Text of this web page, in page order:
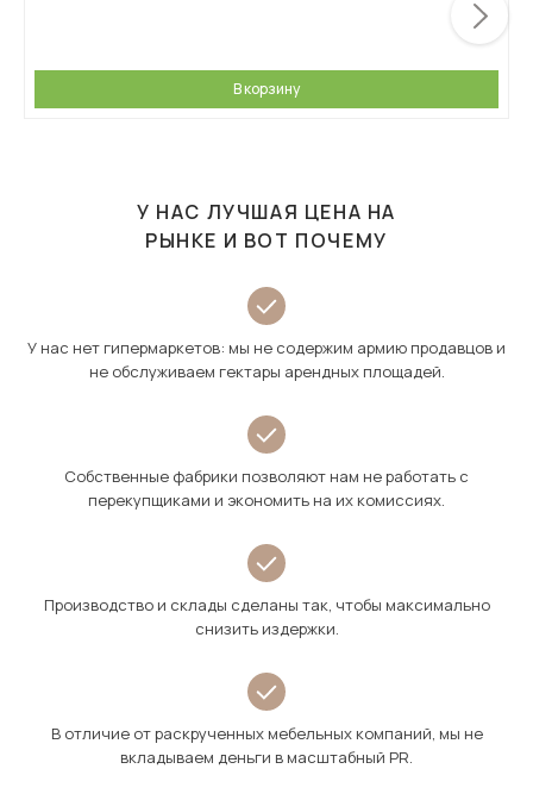
В корзину
У НАС ЛУЧШАЯ ЦЕНА НА
РЫНКЕ И ВОТ ПОЧЕМУ
У нас нет гипермаркетов: мы не содержим армию продавцов и
не обслуживаем гектары арендных площадей.
Собственные фабрики позволяют нам не работать с
перекупщиками и экономить на их комиссиях.
Производство и склады сделаны так, чтобы максимально
снизить издержки.
В отличие от раскрученных мебельных компаний, мы не
вкладываем деньги в масштабный PR.